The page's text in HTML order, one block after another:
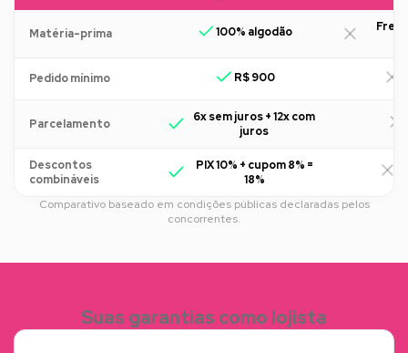
Matéria-prima 100% algodão
Pedido mínimo R$ 900
Parcelamento
6x sem juros + 12x com
juros
Descontos
combináveis
PIX 10% + cupom 8% =
18%
Comparativo baseado em condições públicas declaradas pelos
concorrentes.
Suas garantias como lojista